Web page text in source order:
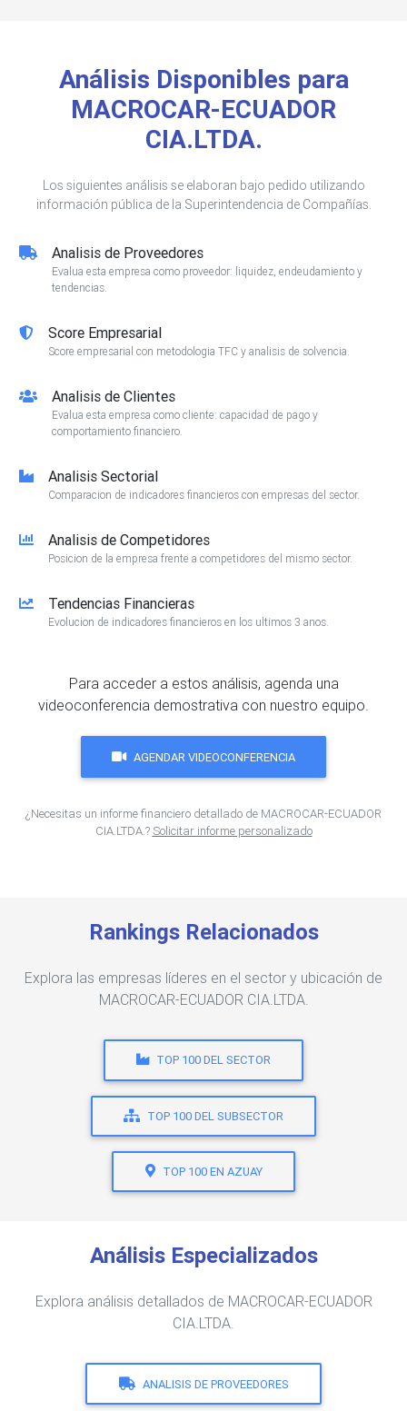
Análisis Disponibles para
MACROCAR-ECUADOR
CIA.LTDA.
Los siguientes análisis se elaboran bajo pedido utilizando
información pública de la Superintendencia de Compañías.
Analisis de Proveedores
Evalua esta empresa como proveedor: liquidez, endeudamiento y
tendencias.
Score Empresarial
Score empresarial con metodologia TFC y analisis de solvencia.
Analisis de Clientes
Evalua esta empresa como cliente: capacidad de pago y
comportamiento financiero.
Analisis Sectorial
Comparacion de indicadores financieros con empresas del sector.
Analisis de Competidores
Posicion de la empresa frente a competidores del mismo sector.
Tendencias Financieras
Evolucion de indicadores financieros en los ultimos 3 anos.
Para acceder a estos análisis, agenda una
videoconferencia demostrativa con nuestro equipo.
AGENDAR VIDEOCONFERENCIA
¿Necesitas un informe financiero detallado de MACROCAR-ECUADOR
CIA.LTDA.? Solicitar informe personalizado
Rankings Relacionados
Explora las empresas líderes en el sector y ubicación de
MACROCAR-ECUADOR CIA.LTDA.
TOP 100 DEL SECTOR
TOP 100 DEL SUBSECTOR
TOP 100 EN AZUAY
Análisis Especializados
Explora análisis detallados de MACROCAR-ECUADOR
CIA.LTDA.
ANALISIS DE PROVEEDORES